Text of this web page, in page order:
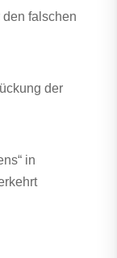
falschen
der
in